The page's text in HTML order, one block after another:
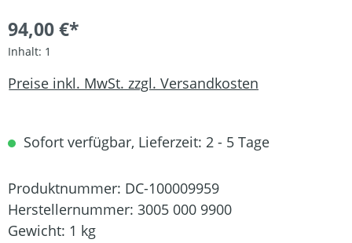
94,00 €*
Inhalt: 1
Preise inkl. MwSt. zzgl. Versandkosten
Sofort verfügbar, Lieferzeit: 2 - 5 Tage
Produktnummer: DC-100009959
Herstellernummer: 3005 000 9900
Gewicht: 1 kg